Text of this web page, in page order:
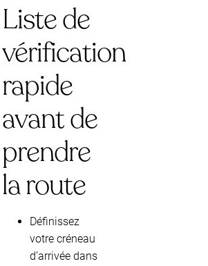
Liste de
vérification
rapide
avant de
prendre
la route
Définissez
votre créneau
d’arrivée dans